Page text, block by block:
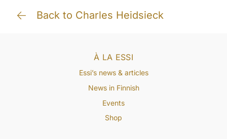
Back to Charles Heidsieck
À LA ESSI
Essi’s news & articles
News in Finnish
Events
Shop